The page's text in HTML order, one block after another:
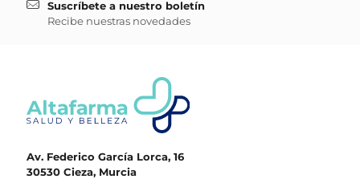
Suscríbete a nuestro boletín
Recibe nuestras novedades
Av. Federico García Lorca, 16
30530 Cieza, Murcia